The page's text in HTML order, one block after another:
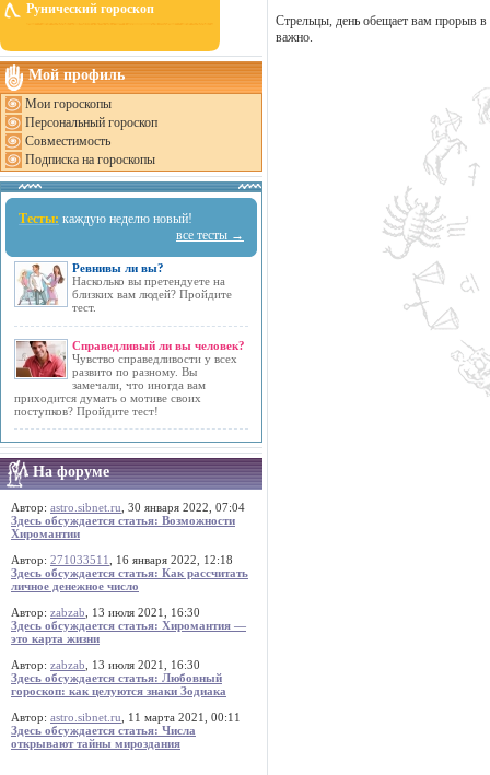
Рунический гороскоп
Мой профиль
Мои гороскопы
Персональный гороскоп
Совместимость
Подписка на гороскопы
Тесты: каждую неделю новый!
все тесты →
Ревнивы ли вы?
Насколько вы претендуете на
близких вам людей? Пройдите
тест.
Справедливый ли вы человек?
Чувство справедливости у всех
развито по разному. Вы
замечали, что иногда вам
приходится думать о мотиве своих
поступков? Пройдите тест!
На форуме
Автор: astro.sibnet.ru , 30 января 2022, 07:04
Здесь обсуждается статья: Возможности
Хиромантии
Автор: 271033511
, 16 января 2022, 12:18
Здесь обсуждается статья: Как рассчитать
личное денежное число
Автор: zabzab , 13 июля 2021, 16:30
Здесь обсуждается статья: Хиромантия —
это карта жизни
Автор: zabzab , 13 июля 2021, 16:30
Здесь обсуждается статья: Любовный
гороскоп: как целуются знаки Зодиака
Автор: astro.sibnet.ru , 11 марта 2021, 00:11
Здесь обсуждается статья: Числа
открывают тайны мироздания
Стрельцы, день обещает вам прорыв в
важно.